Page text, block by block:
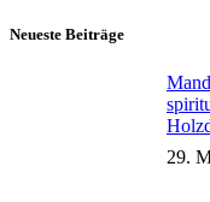
Neueste Beiträge
29.